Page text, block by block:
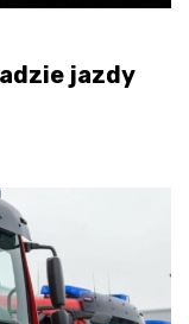
jazdy